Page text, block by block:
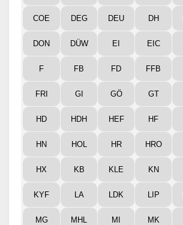
COE DEG DEU DH
DON DÜW EI EIC
F FB FD FFB
FRI GI GÖ GT
HD HDH HEF HF
HN HOL HR HRO
HX KB KLE KN
KYF LA LDK LIP
MG MHL MI MK